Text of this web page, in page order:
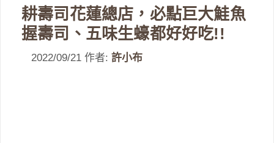
耕壽司花蓮總店，必點巨大鮭魚
握壽司、五味生蠔都好好吃!!
2022/09/21 作者: 許小布